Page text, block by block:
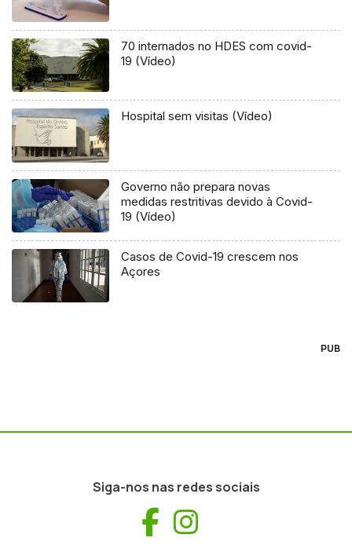
70 internados no HDES com covid-
19 (Vídeo)
Hospital sem visitas (Vídeo)
Governo não prepara novas
medidas restritivas devido à Covid-
19 (Vídeo)
Casos de Covid-19 crescem nos
Açores
PUB
Siga-nos nas redes sociais
Facebook